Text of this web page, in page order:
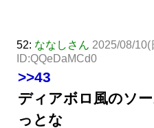
52: ななしさん 2025/08/10(
ID:QQeDaMCd0
>>43
ディアボロ風のソ
っとな